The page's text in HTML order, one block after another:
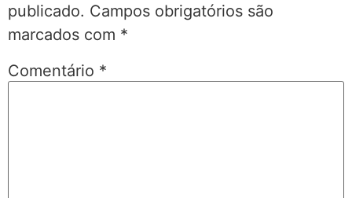
publicado. Campos obrigatórios são
marcados com *
Comentário *